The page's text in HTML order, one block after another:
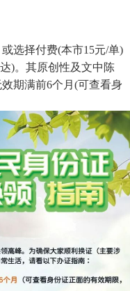
选择付费(本市15元/单)
)。其原创性及文中陈
期满前6个月(可查看身